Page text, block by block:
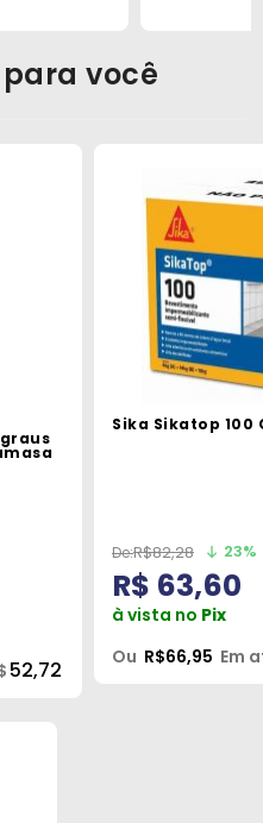
você
52,72
Sika Sikatop 100
R$82,28 23%
R$ 63,60
à vista no Pix
Ou R$66,95 Em